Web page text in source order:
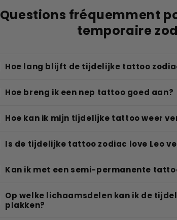
Questions fréquemment
temporaire
Hoe lang blijft de tijdelijke tattoo
Hoe breng ik een nep tattoo goed aan?
Hoe kan ik mijn tijdelijke tattoo weer
Is de tijdelijke tattoo zodiac love Leo
Kan ik met een semi-permanente
Op welke lichaamsdelen kan ik de
plakken?